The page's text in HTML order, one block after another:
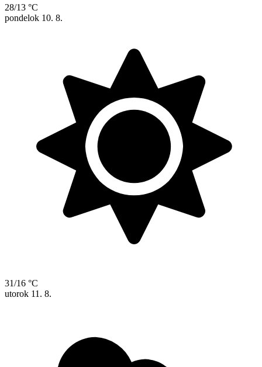
28/13 °C
pondelok 10. 8.
31/16 °C
utorok 11. 8.